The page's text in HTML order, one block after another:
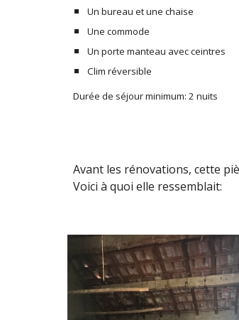
Un bureau et une chaise
Une commode
Un porte manteau avec ceintres
Clim réversible
Durée de séjour minimum: 2 nuits
Avant les rénovations, cette
Voici à quoi elle ressemblait: